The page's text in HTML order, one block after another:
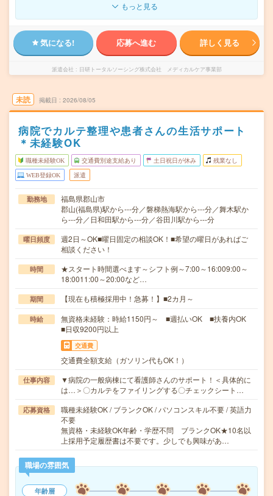
もっと見る
気になる! 応募へ進む 詳しく見る
派遣会社 日研トータルソーシング株式会社 メディカルケア事業部
未読 掲載日 2026/08/05
病院でカルテ整理や患者さんの生活サポート
＊未経験OK
職種未経験OK 交通費別途支給あり 土日祝日が休み 残業なし
WEB登録OK 派遣
勤務地
福島県郡山市
郡山(福島県)駅から---分／磐梯熱海駅から---分／舞木駅か
ら---分／日和田駅から---分／谷田川駅から---分
曜日頻度
週2日～OK■曜日固定の相談OK！■希望の曜日があればご
相談ください！
時間
★スタート時間選べます～シフト例～7:00～16:009:00～
18:0011:00～20:00など…
期間 【現在も積極採用中！急募！】■2カ月～
時給
無資格未経験：時給1150円～ ■週払いOK ■扶養内OK
■日収9200円以上
交通費
交通費全額支給（ガソリン代もOK！）
仕事内容
▼病院の一般病棟にて看護師さんのサポート！＜具体的に
は…＞〇カルテをファイリングする〇チェックシート…
応募資格
職種未経験OK / ブランクOK / パソコンスキル不要 / 英語力
不要
無資格・未経験OK年齢・学歴不問 ブランクOK★10名以
上採用予定履歴書は不要です。少しでも興味があ…
職場の雰囲気
年齢層